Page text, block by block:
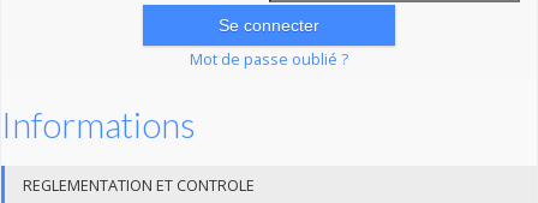
Mot de passe oublié ?
Informations
REGLEMENTATION ET CONTROLE